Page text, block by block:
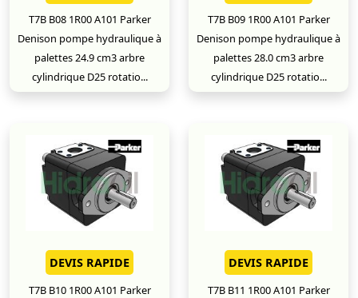
T7B B08 1R00 A101 Parker
Denison pompe hydraulique à
palettes 24.9 cm3 arbre
cylindrique D25 rotatio...
T7B B09 1R00 A101 Parker
Denison pompe hydraulique à
palettes 28.0 cm3 arbre
cylindrique D25 rotatio...
DEVIS RAPIDE
T7B B10 1R00 A101 Parker
DEVIS RAPIDE
T7B B11 1R00 A101 Parker